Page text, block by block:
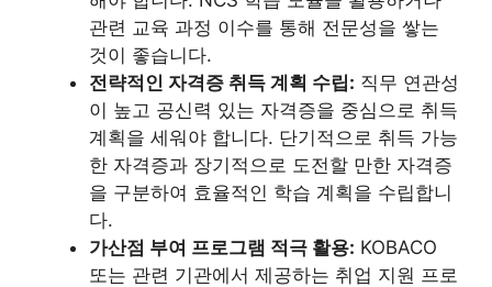
관련 교육 과정 이수를 통해 전문성을 쌓는
것이 좋습니다.
전략적인 자격증 취득 계획 수립: 직무 연관성
이 높고 공신력 있는 자격증을 중심으로 취득
계획을 세워야 합니다. 단기적으로 취득 가능
한 자격증과 장기적으로 도전할 만한 자격증
을 구분하여 효율적인 학습 계획을 수립합니
다.
가산점 부여 프로그램 적극 활용: KOBACO
또는 관련 기관에서 제공하는 취업 지원 프로